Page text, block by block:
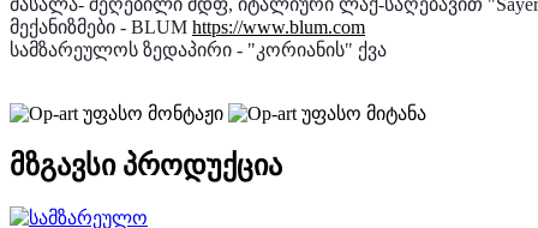
მექანიზმები - BLUM https://www.blum.com
სამზარეულოს ზედაპირი - "კორიანის" ქვა
უფასო მონტაჟი უფასო მიტანა
მზგავსი პროდუქცია